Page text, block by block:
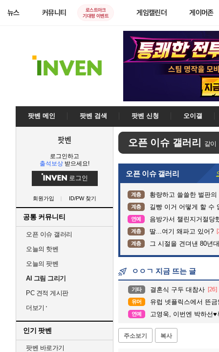
뉴스 커뮤니티
로스트아크
기대평 이벤트
게임캘린더 게이머존
팟벤 메인 팟벤 검색 팟벤 신청 오이갤
팟벤
로그인하고
출석보상 받으세요!
로그인
회원가입 ID/PW 찾기
공통 커뮤니티
오픈 이슈 갤러리
오늘의 핫벤
오늘의 팟벤
AI 그림 그리기
PC 견적 게시판
더보기
인기 팟벤
팟벤 바로가기
오픈 이슈 갤러리 같이
오픈 이슈 갤러리
계층 황량하고 쓸쓸한 벌판의
계층 길빵 이거 어떻게 할 수
연예 음방가서 챌린지거절당
계층 딸...여기 왜파고 있어?
계층 그 시절을 견뎌낸 80년
ㅇㅇㄱ 지금 뜨는 글
기타 결혼식 구두 대참사 [26]
유머 유럽 넷플릭스에서 뜬금
연예 고영욱, 이번엔 박하선♥류수
주소보기 복사